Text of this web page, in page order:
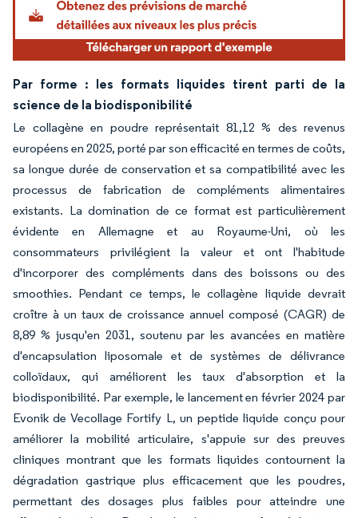
Par forme : les formats liquides tirent parti de la
science de la biodisponibilité
Le collagène en poudre représentait 81,12 % des revenus
européens en 2025, porté par son efficacité en termes de coûts,
sa longue durée de conservation et sa compatibilité avec les
processus de fabrication de compléments alimentaires
existants. La domination de ce format est particulièrement
évidente en Allemagne et au Royaume-Uni, où les
consommateurs privilégient la valeur et ont l'habitude
d'incorporer des compléments dans des boissons ou des
smoothies. Pendant ce temps, le collagène liquide devrait
croître à un taux de croissance annuel composé (CAGR) de
8,89 % jusqu'en 2031, soutenu par les avancées en matière
d'encapsulation liposomale et de systèmes de délivrance
colloïdaux, qui améliorent les taux d'absorption et la
biodisponibilité. Par exemple, le lancement en février 2024 par
Evonik de Vecollage Fortify L, un peptide liquide conçu pour
améliorer la mobilité articulaire, s'appuie sur des preuves
cliniques montrant que les formats liquides contournent la
dégradation gastrique plus efficacement que les poudres,
permettant des dosages plus faibles pour atteindre une